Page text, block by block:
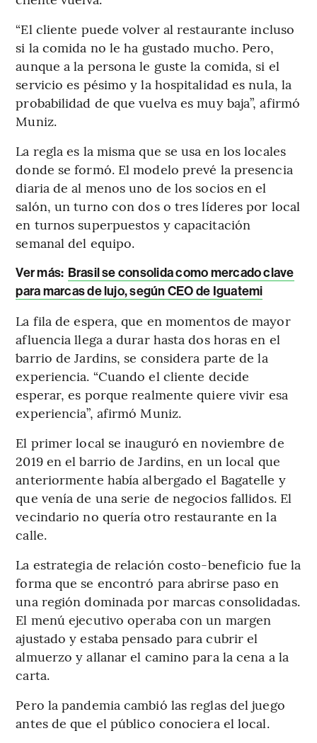
“El cliente puede volver al restaurante incluso
si la comida no le ha gustado mucho. Pero,
aunque a la persona le guste la comida, si el
servicio es pésimo y la hospitalidad es nula, la
probabilidad de que vuelva es muy baja”, afirmó
Muniz.
La regla es la misma que se usa en los locales
donde se formó. El modelo prevé la presencia
diaria de al menos uno de los socios en el
salón, un turno con dos o tres líderes por local
en turnos superpuestos y capacitación
semanal del equipo.
Ver más: Brasil se consolida como mercado clave
para marcas de lujo, según CEO de Iguatemi
La fila de espera, que en momentos de mayor
afluencia llega a durar hasta dos horas en el
barrio de Jardins, se considera parte de la
experiencia. “Cuando el cliente decide
esperar, es porque realmente quiere vivir esa
experiencia”, afirmó Muniz.
El primer local se inauguró en noviembre de
2019 en el barrio de Jardins, en un local que
anteriormente había albergado el Bagatelle y
que venía de una serie de negocios fallidos. El
vecindario no quería otro restaurante en la
calle.
La estrategia de relación costo-beneficio fue la
forma que se encontró para abrirse paso en
una región dominada por marcas consolidadas.
El menú ejecutivo operaba con un margen
ajustado y estaba pensado para cubrir el
almuerzo y allanar el camino para la cena a la
carta.
Pero la pandemia cambió las reglas del juego
antes de que el público conociera el local.